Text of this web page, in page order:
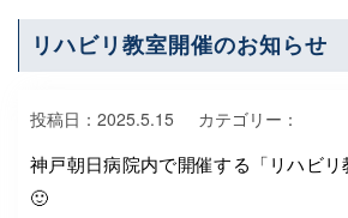
リハビリ教室開催のお知らせ
投稿日： 2025.5.15 カテゴリー：
神戸朝日病院内で開催する「リハビ
🙂